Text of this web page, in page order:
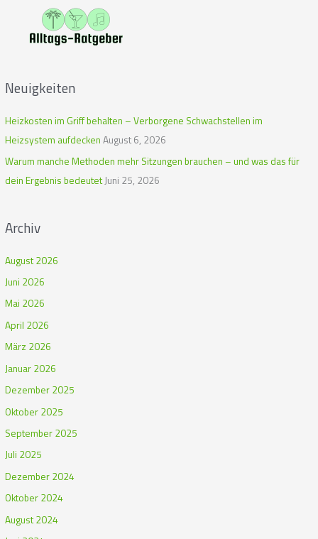
a
c
h
Neuigkeiten
Heizkosten im Griff behalten – Verborgene Schwachstellen im
Heizsystem aufdecken August 6, 2026
Warum manche Methoden mehr Sitzungen brauchen – und was das für
dein Ergebnis bedeutetJuni 25, 2026
Archiv
August 2026
Juni 2026
Mai 2026
April 2026
März 2026
Januar 2026
Dezember 2025
Oktober 2025
September 2025
Juli 2025
Dezember 2024
Oktober 2024
August 2024